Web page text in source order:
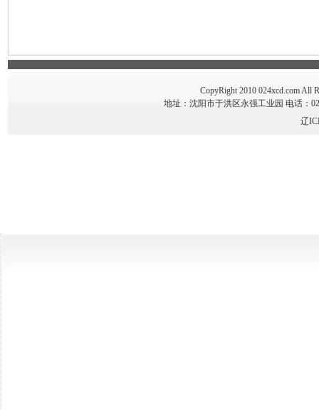
CopyRight 2010 024xcd.com All
地址：沈阳市于洪区永强工业园 电话：
辽